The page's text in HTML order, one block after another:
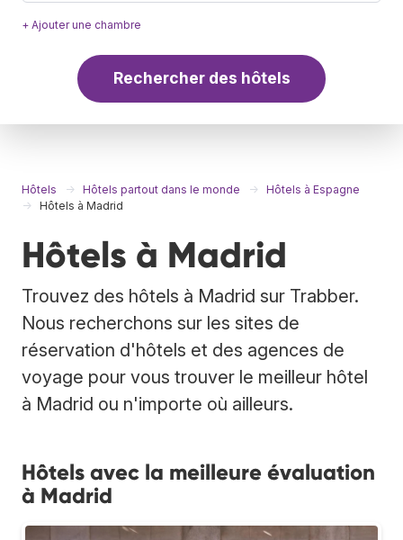
+ Ajouter une chambre
Rechercher des hôtels
Hôtels Hôtels partout dans le monde
Hôtels à Espagne
Hôtels à Madrid
Hôtels à Madrid
Trouvez des hôtels à Madrid sur Trabber.
Nous recherchons sur les sites de
réservation d'hôtels et des agences de
voyage pour vous trouver le meilleur hôtel
à Madrid ou n'importe où ailleurs.
Hôtels avec la meilleure évaluation
à Madrid